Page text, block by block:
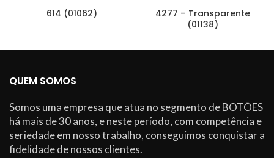
614 (01062)
4277 – Transparente
(01138)
QUEM SOMOS
Somos uma empresa que atua no segmento de BOTÕES
há mais de 30 anos, e neste período, com competência e
seriedade em nosso trabalho, conseguimos conquistar a
fidelidade de nossos clientes.